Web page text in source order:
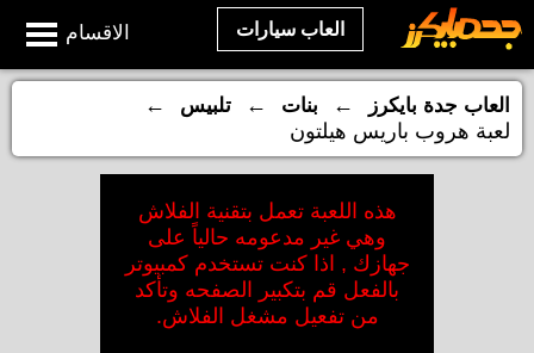
الاقسام العاب سيارات
العاب جدة بايكرز ← بنات ← تلبيس
←
لعبة هروب باريس هيلتون
هذه اللعبة تعمل بتقنية الفلاش
وهي غير مدعومه حالياً على
جهازك , اذا كنت تستخدم كمبيوتر
بالفعل قم بتكبير الصفحه وتأكد
من تفعيل مشغل الفلاش.